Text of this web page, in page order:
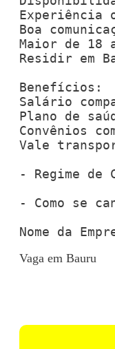
Experiência
Boa
Maior de 18
Residir em
Benefícios:
Salário
Plano de
Convênios
Vale
- Regime de
- Como se
Nome da
Vaga em Bauru